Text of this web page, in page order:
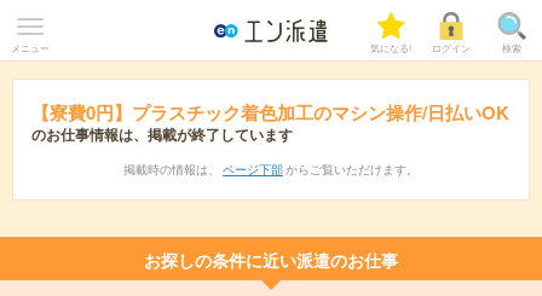
メニュー 気になる! ログイン 検索
【寮費0円】プラスチック着色加工のマシン操作/日払いOK
のお仕事情報は、掲載が終了しています
掲載時の情報は、 ページ下部 からご覧いただけます。
お探しの条件に近い派遣のお仕事